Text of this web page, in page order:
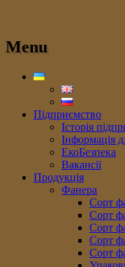
Menu
Підприємство
Історія
Інформація
ЕкоБезпека
Вакансії
Продукція
Фанера
Сорт
Сорт
Сорт
Сорт
Сорт